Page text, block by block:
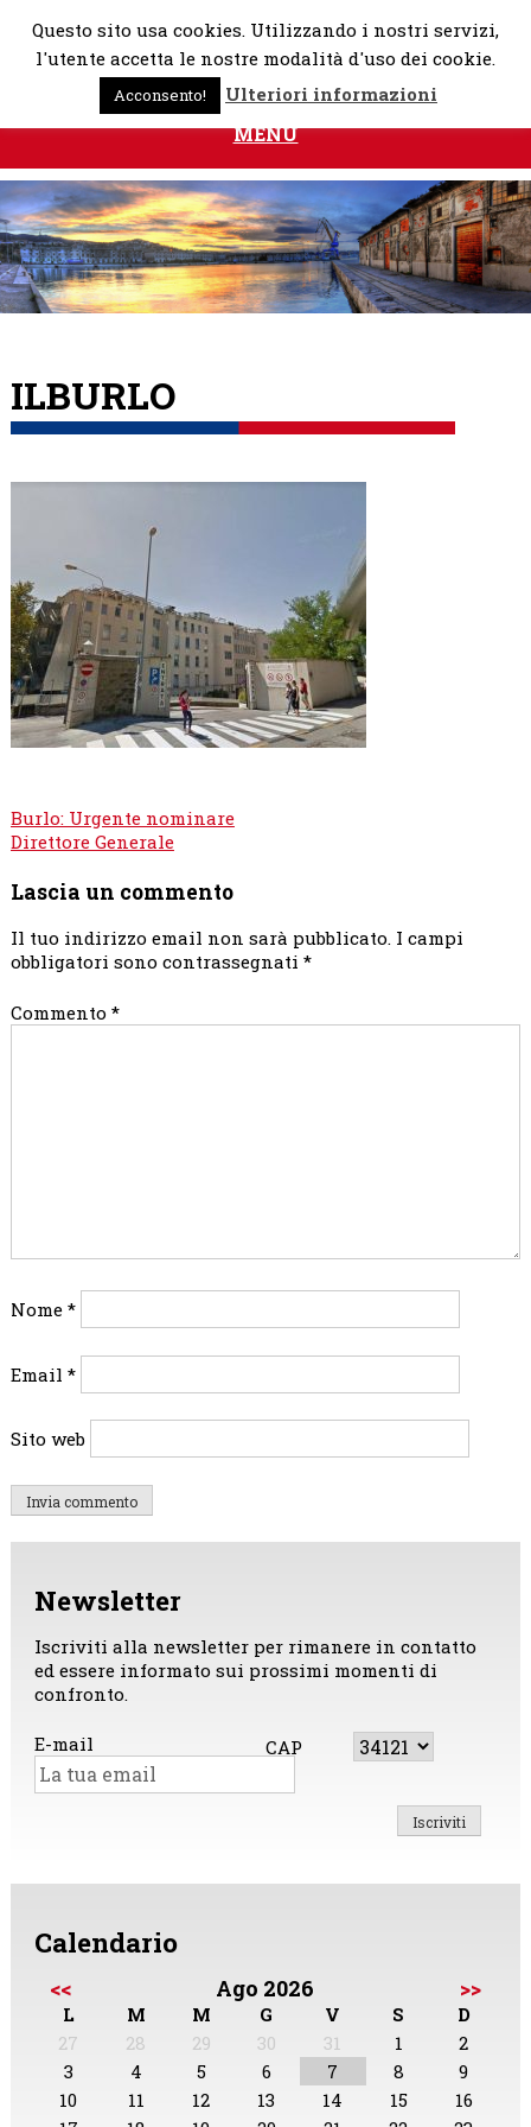
Skip
MENU
ILBURLO
Navigazione
articoli
Burlo: Urgente nominare
Direttore Generale
Lascia un commento
Il tuo indirizzo email non sarà pubblicato. I campi
obbligatori sono contrassegnati *
Commento *
Nome *
Email *
Sito web
Newsletter
Iscriviti alla newsletter per rimanere in contatto
ed essere informato sui prossimi momenti di
confronto.
E-mail CAP
Calendario
<< Ago 2026 >>
L M M G V S
D
27
28 29 30 31 1
2
3
4 5 6 7 8
9
10
11 12 13 14 15
16
Questo sito usa cookies. Utilizzando i nostri servizi,
l'utente accetta le nostre modalità d'uso dei cookie.
Acconsento! Ulteriori informazioni